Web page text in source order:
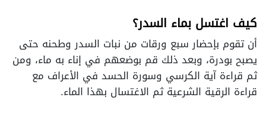
كيف اغتسل بماء السدر؟
أن تقوم بإحضار سبع ورقات من نبات السدر وطحنه حتى
يصبح بودرة، وبعد ذلك قم بوضعهم في إناء به ماء، ومن
ثم قراءة آية الكرسي وسورة الحسد في الأعراف مع
قراءة الرقية الشرعية ثم الاغتسال بهذا الماء.